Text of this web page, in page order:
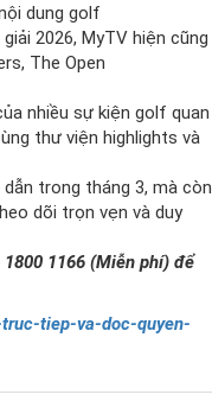
dung golf
2026, MyTV hiện cũng
The Open
nhiều sự kiện golf quan
thư viện highlights và
trong tháng 3, mà còn
dõi trọn vẹn và duy
1166 (Miễn phí) để
tiep-va-doc-quyen-